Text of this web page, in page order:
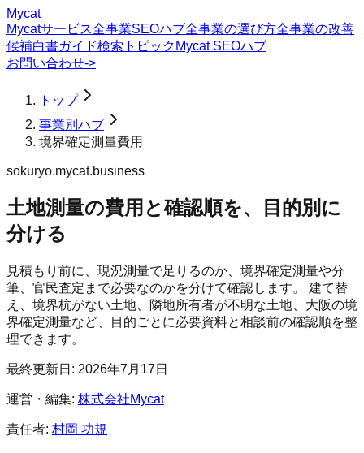
Mycat
Mycatサービス全事業SEOハブ全事業の選び方全事業の改善
候補白書ガイド検索トピック Mycat SEOハブ
お問い合わせ->
トップ
事業別ハブ
境界確定測量費用
sokuryo.mycat.business
土地測量の費用と確認順を、目的別に
分ける
見積もり前に、現況測量で足りるのか、境界確定測量や分
筆、官民査定まで必要なのかを分けて確認します。 建て替
え、境界杭がない土地、隣地所有者が不明な土地、大阪の境
界確定測量など、目的ごとに必要資料と相談前の確認順を整
理できます。
最終更新日: 2026年7月17日
運営・編集: 株式会社Mycat
責任者: 村岡 功規